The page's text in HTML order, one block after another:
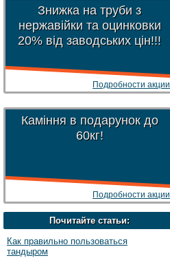
Знижка на труби з
нержавійки та оцинковки
20% від заводських цін!!!
Подробности акции
Каміння в подарунок до
60кг!
Подробности акции
Почитайте статьи:
Как правильно пользоваться
тандыром